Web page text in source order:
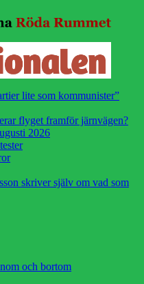
lite som kommunister”
flyget framför järnvägen?
2026
skriver själv om vad som
och bortom